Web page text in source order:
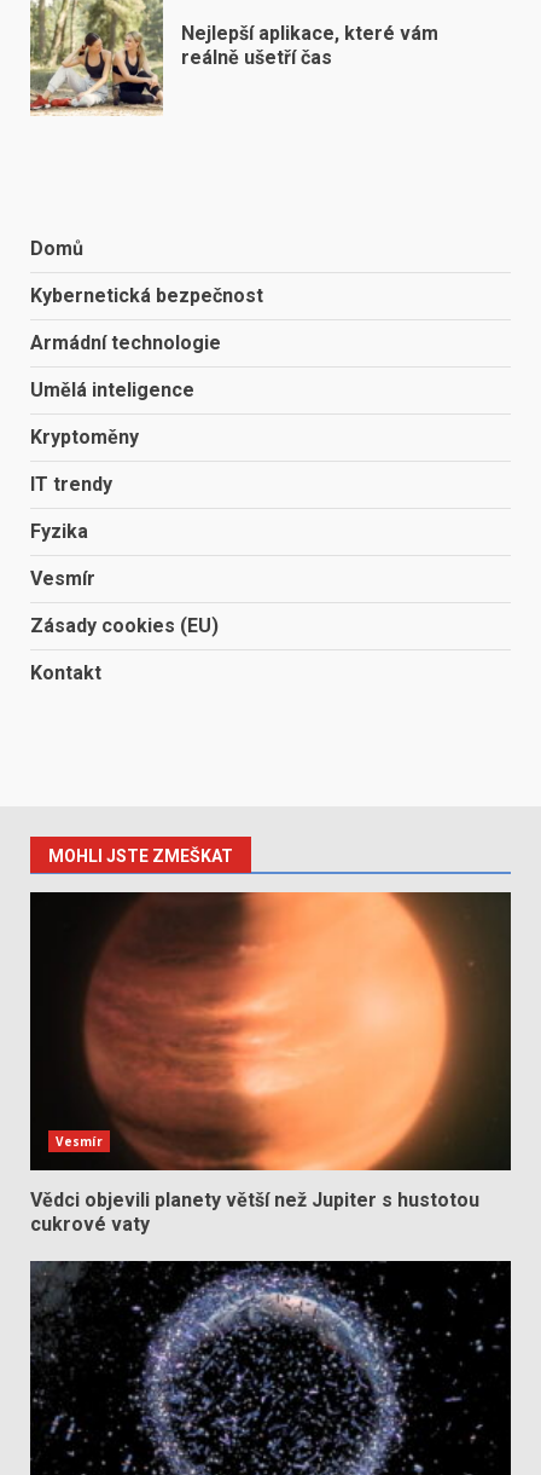
Nejlepší aplikace, které vám
reálně ušetří čas
Domů
Kybernetická bezpečnost
Armádní technologie
Umělá inteligence
Kryptoměny
IT trendy
Fyzika
Vesmír
Zásady cookies (EU)
Kontakt
MOHLI JSTE ZMEŠKAT
Vesmír
Vědci objevili planety větší než Jupiter s hustotou
cukrové vaty